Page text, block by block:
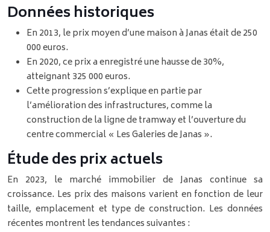
Données historiques
En 2013, le prix moyen d’une maison à Janas était de 250
000 euros.
En 2020, ce prix a enregistré une hausse de 30%,
atteignant 325 000 euros.
Cette progression s’explique en partie par
l’amélioration des infrastructures, comme la
construction de la ligne de tramway et l’ouverture du
centre commercial « Les Galeries de Janas ».
Étude des prix actuels
En 2023, le marché immobilier de Janas continue sa
croissance. Les prix des maisons varient en fonction de leur
taille, emplacement et type de construction. Les données
récentes montrent les tendances suivantes :